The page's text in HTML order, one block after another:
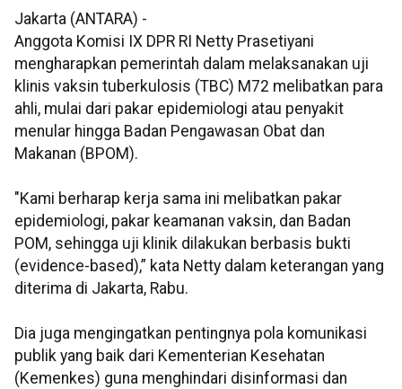
Jakarta (ANTARA) -
Anggota Komisi IX DPR RI Netty Prasetiyani
mengharapkan pemerintah dalam melaksanakan uji
klinis vaksin tuberkulosis (TBC) M72 melibatkan para
ahli, mulai dari pakar epidemiologi atau penyakit
menular hingga Badan Pengawasan Obat dan
Makanan (BPOM).
"Kami berharap kerja sama ini melibatkan pakar
epidemiologi, pakar keamanan vaksin, dan Badan
POM, sehingga uji klinik dilakukan berbasis bukti
(evidence-based),” kata Netty dalam keterangan yang
diterima di Jakarta, Rabu.
Dia juga mengingatkan pentingnya pola komunikasi
publik yang baik dari Kementerian Kesehatan
(Kemenkes) guna menghindari disinformasi dan